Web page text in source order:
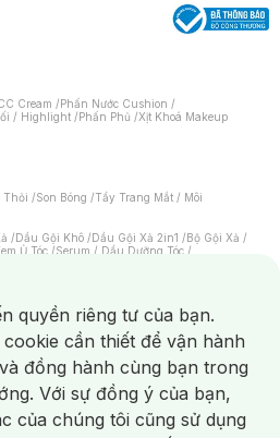
Cream /Phấn Nước Cushion /
/ Highlight /Phấn Phủ /Xịt Khoá Makeup
Thỏi /Son Bóng /Tẩy Trang Mắt / Môi
/Dầu Gội Khô /Dầu Gội Xả 2in1 /Bộ Gội Xả /
Ủ Tóc /Serum / Dầu Dưỡng Tóc /
Cao Cấp Xịt Thơm Toàn Thân
Mặt Nạ Xông Hơi/Nước Rửa Tay
Đánh Răng /Bàn Chải Điện/
quyền riêng tư của bạn.
cần thiết để vận hành
đồng hành cùng bạn trong
Với sự đồng ý của bạn,
của chúng tôi cũng sử dụng